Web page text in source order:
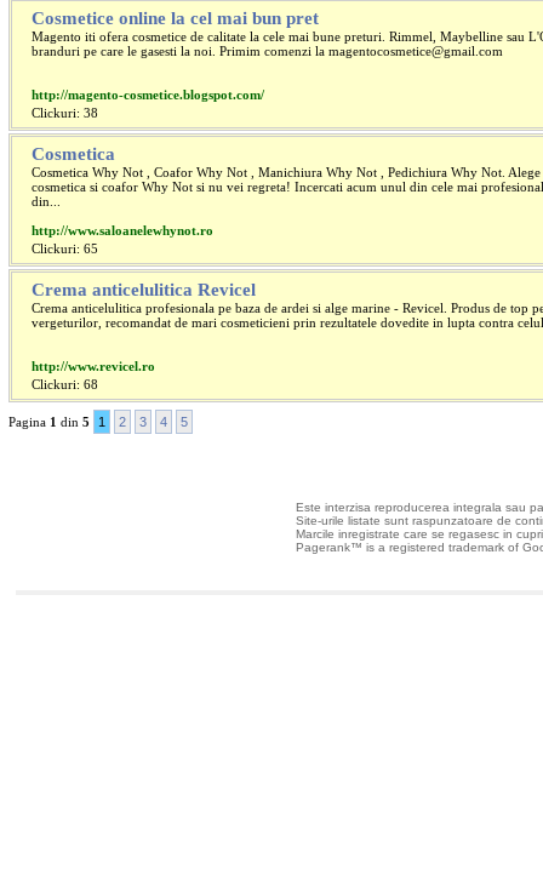
Cosmetice online la cel mai bun pret
Magento iti ofera cosmetice de calitate la cele mai bune preturi. Rimmel, Maybelline sau
branduri pe care le gasesti la noi. Primim comenzi la magentocosmetice@gmail.com
http://magento-cosmetice.blogspot.com/
Clickuri: 38
Cosmetica
Cosmetica Why Not , Coafor Why Not , Manichiura Why Not , Pedichiura Why Not. Alege
cosmetica si coafor Why Not si nu vei regreta! Incercati acum unul din cele mai
din...
http://www.saloanelewhynot.ro
Clickuri: 65
Crema anticelulitica Revicel
Crema anticelulitica profesionala pe baza de ardei si alge marine - Revicel. Produs de top
vergeturilor, recomandat de mari cosmeticieni prin rezultatele dovedite in lupta contra
http://www.revicel.ro
Clickuri: 68
Pagina 1 din 5 1 2 3 4 5
Este interzisa reproducerea integrala sau
Site-urile listate sunt raspunzatoare de
Marcile inregistrate care se regasesc in
Pagerank™ is a registered trademark of